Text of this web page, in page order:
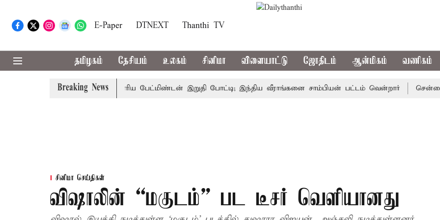
E-Paper DTNEXT Thanthi TV
தமிழகம் தேசியம் உலகம் சினிமா விளையாட்டு ஜோதிடம் ஆன்மிகம் வணிகம்
Breaking News
மழை பெய்ய வாய்ப்பு கொரிய பேட்மிண்டன் இறுதி போட்டி; இந்திய வீராங்கனை சாம்பியன் பட்டம் வென்றார் சென்னையின்
சினிமா செய்திகள்
விஷாலின் “மகுடம்” பட டீசர் வெளியானது